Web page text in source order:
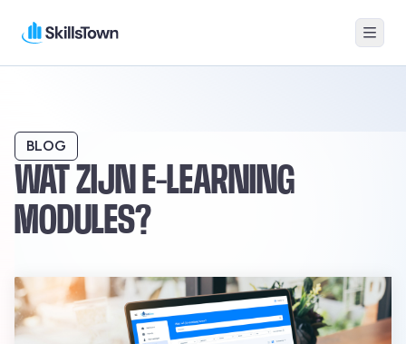
Menu
WAT ZIJN E-LEARNING
MODULES?
BLOG